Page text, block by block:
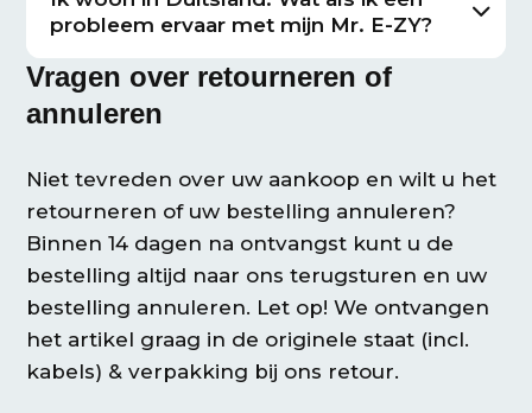
probleem ervaar met mijn Mr. E-ZY?
Vragen over retourneren of
annuleren
Niet tevreden over uw aankoop en wilt u het
retourneren of uw bestelling annuleren?
Binnen 14 dagen na ontvangst kunt u de
bestelling altijd naar ons terugsturen en uw
bestelling annuleren. Let op! We ontvangen
het artikel graag in de originele staat (incl.
kabels) & verpakking bij ons retour.